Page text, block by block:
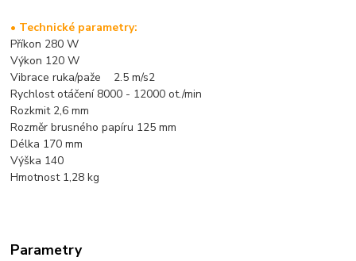
• Technické parametry:
Příkon 280 W
Výkon 120 W
Vibrace ruka/paže 2.5 m/s2
Rychlost otáčení 8000 - 12000 ot./min
Rozkmit 2,6 mm
Rozměr brusného papíru 125 mm
Délka 170 mm
Výška 140
Hmotnost 1,28 kg
Parametry